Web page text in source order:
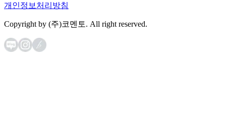
개인정보처리방침
Copyright by (주)코멘토. All right reserved.